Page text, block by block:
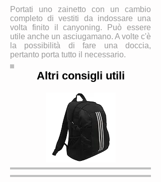
Portati uno zainetto con un cambio
completo di vestiti da indossare una
volta finito il canyoning. Può essere
utile anche un asciugamano. A volte c'è
la possibilità di fare una doccia,
pertanto porta tutto il necessario.
Altri consigli utili